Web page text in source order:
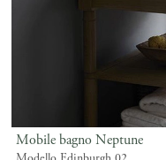
Mobile bagno Neptune